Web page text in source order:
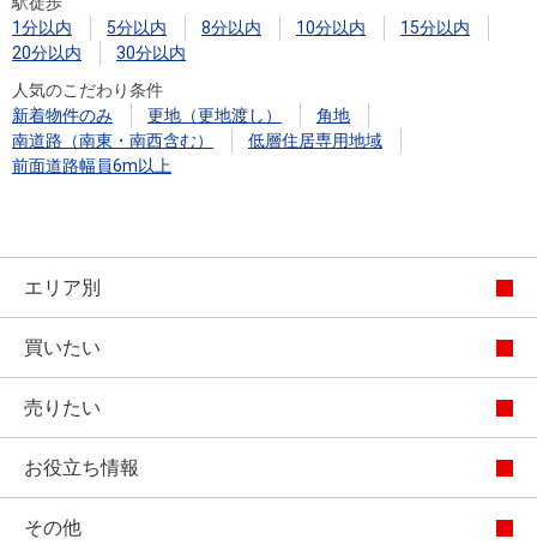
1分以内
5分以内 8分以内 10分以内
15分以内
20分以内
30分以内
人気のこだわり条件
新着物件のみ
更地（更地渡し）
角地
南道路（南東・南西含む）
低層住居専用地域
前面道路幅員6m以上
エリア別
買いたい
売りたい
お役立ち情報
その他